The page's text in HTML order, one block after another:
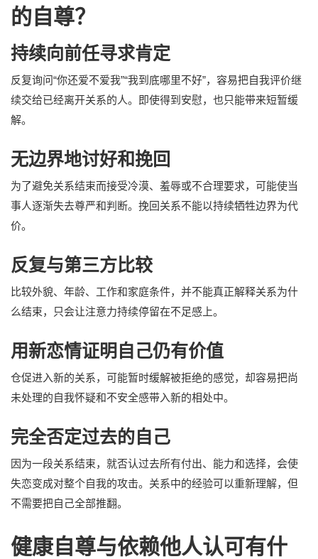
的自尊？
持续向前任寻求肯定
反复询问“你还爱不爱我”“我到底哪里不好”，容易把自我评价继
续交给已经离开关系的人。即使得到安慰，也只能带来短暂缓
解。
无边界地讨好和挽回
为了避免关系结束而接受冷漠、羞辱或不合理要求，可能使当
事人逐渐失去尊严和判断。挽回关系不能以持续牺牲边界为代
价。
反复与第三方比较
比较外貌、年龄、工作和家庭条件，并不能真正解释关系为什
么结束，只会让注意力持续停留在不足感上。
用新恋情证明自己仍有价值
仓促进入新的关系，可能暂时缓解被拒绝的感觉，却容易把尚
未处理的自我怀疑和不安全感带入新的相处中。
完全否定过去的自己
因为一段关系结束，就否认过去所有付出、能力和选择，会使
失恋变成对整个自我的攻击。关系中的经验可以重新理解，但
不需要把自己全部推翻。
健康自尊与依赖他人认可有什